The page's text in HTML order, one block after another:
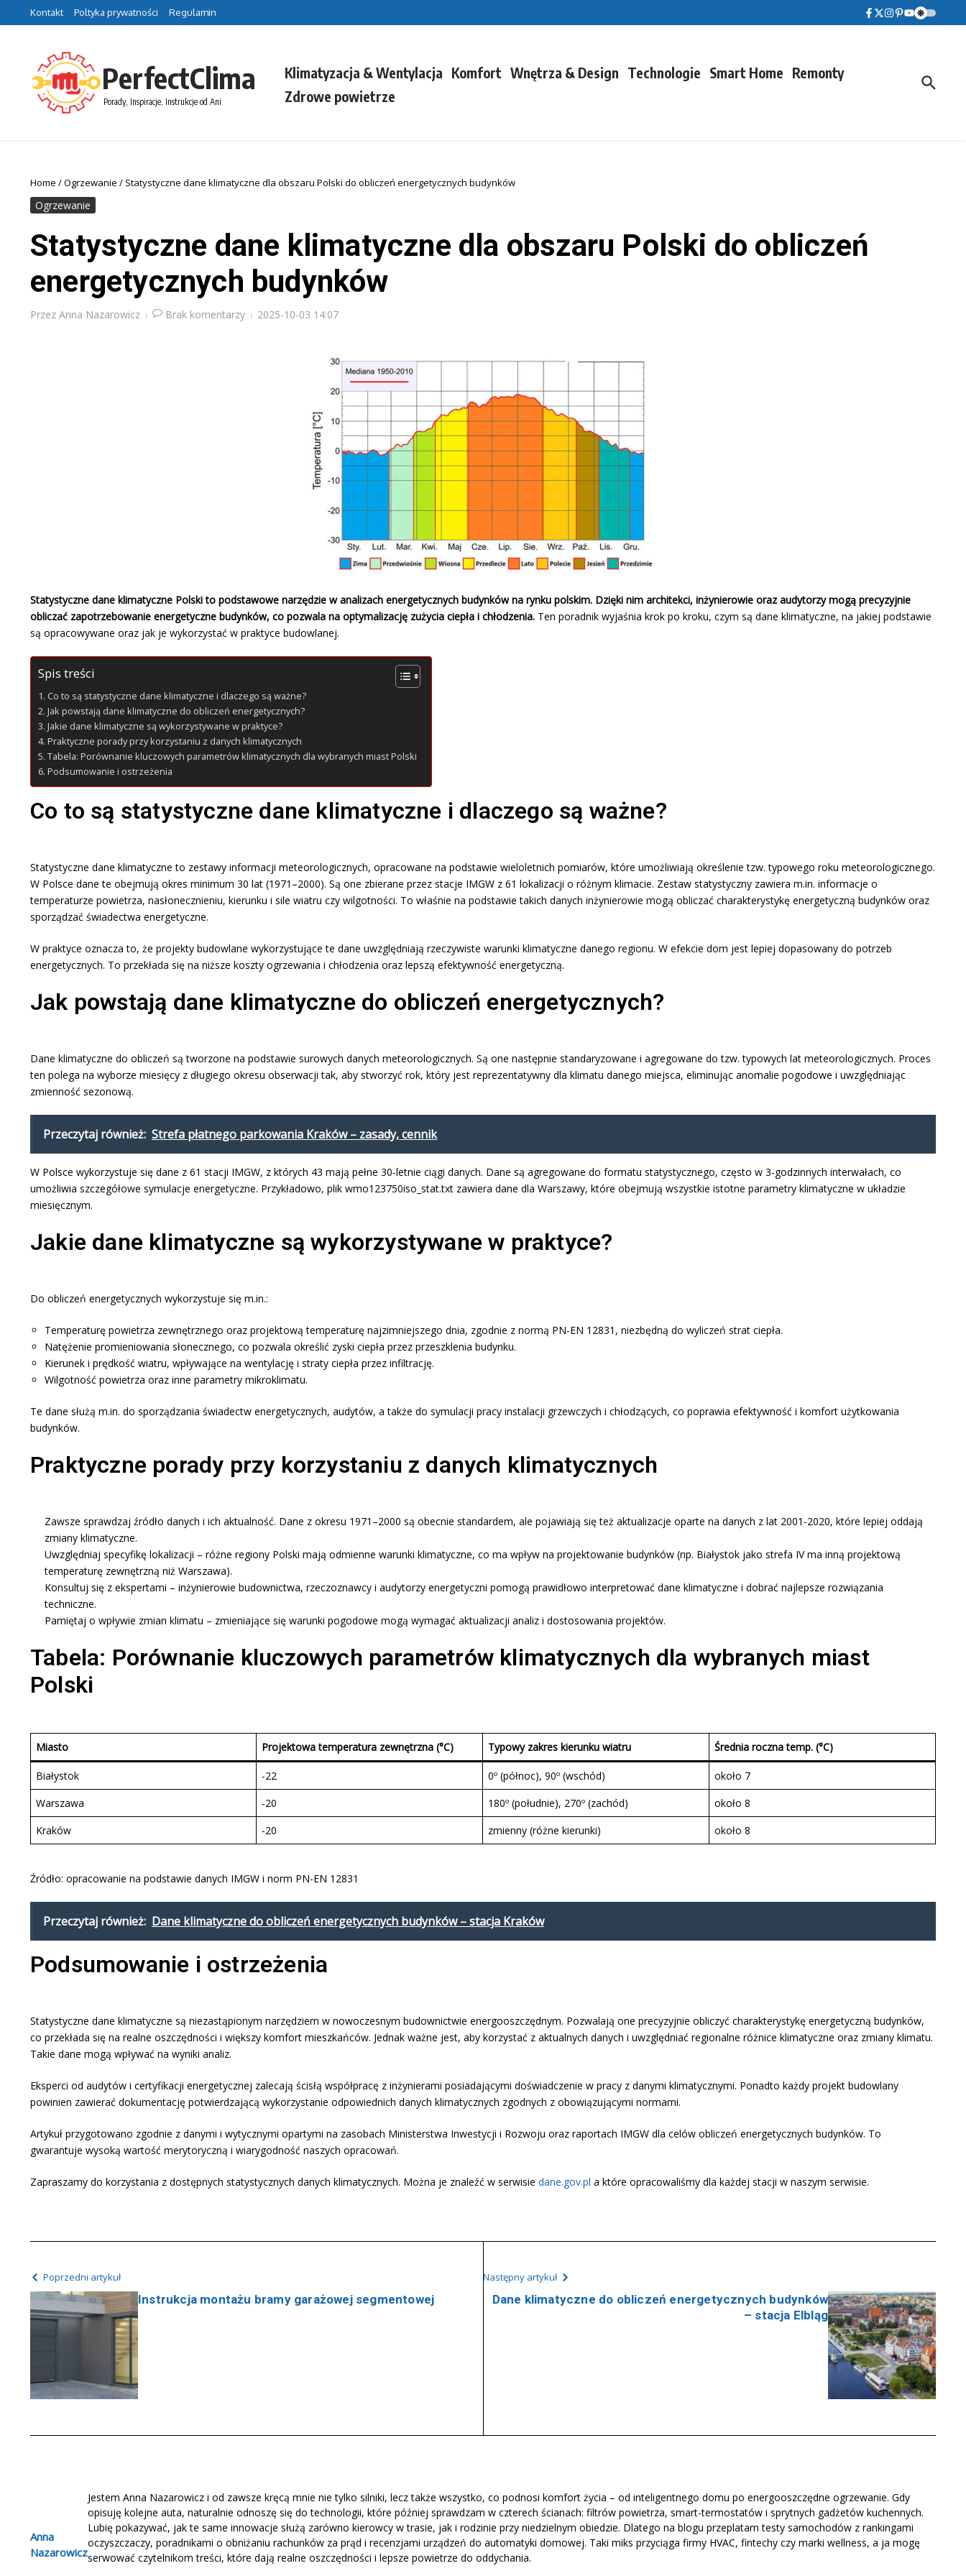
Przejdź do treści
Kontakt Poltyka prywatności Regulamin
PerfectClima
Porady, Inspiracje, Instrukcje od Ani
Klimatyzacja & Wentylacja Komfort Wnętrza & Design Technologie Smart Home Remonty
Zdrowe powietrze
Home /Ogrzewanie / Statystyczne dane klimatyczne dla obszaru Polski do obliczeń energetycznych budynków
Ogrzewanie
Statystyczne dane klimatyczne dla obszaru Polski do obliczeń
energetycznych budynków
Przez Anna Nazarowicz Brak komentarzy 2025-10-03 14:07
Statystyczne dane klimatyczne Polski to podstawowe narzędzie w analizach energetycznych budynków na rynku polskim. Dzięki nim architekci, inżynierowie oraz audytorzy mogą precyzyjnie
obliczać zapotrzebowanie energetyczne budynków, co pozwala na optymalizację zużycia ciepła i chłodzenia. Ten poradnik wyjaśnia krok po kroku, czym są dane klimatyczne, na jakiej podstawie
są opracowywane oraz jak je wykorzystać w praktyce budowlanej.
Spis treści
Co to są statystyczne dane klimatyczne i dlaczego są ważne?
Jak powstają dane klimatyczne do obliczeń energetycznych?
Jakie dane klimatyczne są wykorzystywane w praktyce?
Praktyczne porady przy korzystaniu z danych klimatycznych
Tabela: Porównanie kluczowych parametrów klimatycznych dla wybranych miast Polski
Podsumowanie i ostrzeżenia
Co to są statystyczne dane klimatyczne i dlaczego są ważne?
Statystyczne dane klimatyczne to zestawy informacji meteorologicznych, opracowane na podstawie wieloletnich pomiarów, które umożliwiają określenie tzw. typowego roku meteorologicznego.
W Polsce dane te obejmują okres minimum 30 lat (1971–2000). Są one zbierane przez stacje IMGW z 61 lokalizacji o różnym klimacie. Zestaw statystyczny zawiera m.in. informacje o
temperaturze powietrza, nasłonecznieniu, kierunku i sile wiatru czy wilgotności. To właśnie na podstawie takich danych inżynierowie mogą obliczać charakterystykę energetyczną budynków oraz
sporządzać świadectwa energetyczne.​
W praktyce oznacza to, że projekty budowlane wykorzystujące te dane uwzględniają rzeczywiste warunki klimatyczne danego regionu. W efekcie dom jest lepiej dopasowany do potrzeb
energetycznych. To przekłada się na niższe koszty ogrzewania i chłodzenia oraz lepszą efektywność energetyczną.​
Jak powstają dane klimatyczne do obliczeń energetycznych?
Dane klimatyczne do obliczeń są tworzone na podstawie surowych danych meteorologicznych. Są one następnie standaryzowane i agregowane do tzw. typowych lat meteorologicznych. Proces
ten polega na wyborze miesięcy z długiego okresu obserwacji tak, aby stworzyć rok, który jest reprezentatywny dla klimatu danego miejsca, eliminując anomalie pogodowe i uwzględniając
zmienność sezonową.​
Przeczytaj również: Strefa płatnego parkowania Kraków – zasady, cennik
W Polsce wykorzystuje się dane z 61 stacji IMGW, z których 43 mają pełne 30-letnie ciągi danych. Dane są agregowane do formatu statystycznego, często w 3-godzinnych interwałach, co
umożliwia szczegółowe symulacje energetyczne. Przykładowo, plik wmo123750iso_stat.txt zawiera dane dla Warszawy, które obejmują wszystkie istotne parametry klimatyczne w układzie
miesięcznym.
Jakie dane klimatyczne są wykorzystywane w praktyce?
Do obliczeń energetycznych wykorzystuje się m.in.:
Temperaturę powietrza zewnętrznego oraz projektową temperaturę najzimniejszego dnia, zgodnie z normą PN-EN 12831, niezbędną do wyliczeń strat ciepła.
Natężenie promieniowania słonecznego, co pozwala określić zyski ciepła przez przeszklenia budynku.
Kierunek i prędkość wiatru, wpływające na wentylację i straty ciepła przez infiltrację.
Wilgotność powietrza oraz inne parametry mikroklimatu.
Te dane służą m.in. do sporządzania świadectw energetycznych, audytów, a także do symulacji pracy instalacji grzewczych i chłodzących, co poprawia efektywność i komfort użytkowania
budynków.
Praktyczne porady przy korzystaniu z danych klimatycznych
Zawsze sprawdzaj źródło danych i ich aktualność. Dane z okresu 1971–2000 są obecnie standardem, ale pojawiają się też aktualizacje oparte na danych z lat 2001-2020, które lepiej oddają
zmiany klimatyczne.​
Uwzględniaj specyfikę lokalizacji – różne regiony Polski mają odmienne warunki klimatyczne, co ma wpływ na projektowanie budynków (np. Białystok jako strefa IV ma inną projektową
temperaturę zewnętrzną niż Warszawa).
Konsultuj się z ekspertami – inżynierowie budownictwa, rzeczoznawcy i audytorzy energetyczni pomogą prawidłowo interpretować dane klimatyczne i dobrać najlepsze rozwiązania
techniczne.
Pamiętaj o wpływie zmian klimatu – zmieniające się warunki pogodowe mogą wymagać aktualizacji analiz i dostosowania projektów.
Tabela: Porównanie kluczowych parametrów klimatycznych dla wybranych miast
Polski
Miasto Projektowa temperatura zewnętrzna (°C) Typowy zakres kierunku wiatru Średnia roczna temp. (°C)
Białystok -22 0º (północ), 90º (wschód)
około 7
Warszawa
-20 180º (południe), 270º (zachód)
około 8
Kraków
-20 zmienny (różne kierunki) około 8
Źródło: opracowanie na podstawie danych IMGW i norm PN-EN 12831
Przeczytaj również: Dane klimatyczne do obliczeń energetycznych budynków – stacja Kraków
Podsumowanie i ostrzeżenia
Statystyczne dane klimatyczne są niezastąpionym narzędziem w nowoczesnym budownictwie energooszczędnym. Pozwalają one precyzyjnie obliczyć charakterystykę energetyczną budynków,
co przekłada się na realne oszczędności i większy komfort mieszkańców. Jednak ważne jest, aby korzystać z aktualnych danych i uwzględniać regionalne różnice klimatyczne oraz zmiany klimatu.
Takie dane mogą wpływać na wyniki analiz.
Eksperci od audytów i certyfikacji energetycznej zalecają ścisłą współpracę z inżynierami posiadającymi doświadczenie w pracy z danymi klimatycznymi. Ponadto każdy projekt budowlany
powinien zawierać dokumentację potwierdzającą wykorzystanie odpowiednich danych klimatycznych zgodnych z obowiązującymi normami.
Artykuł przygotowano zgodnie z danymi i wytycznymi opartymi na zasobach Ministerstwa Inwestycji i Rozwoju oraz raportach IMGW dla celów obliczeń energetycznych budynków. To
gwarantuje wysoką wartość merytoryczną i wiarygodność naszych opracowań.
Zapraszamy do korzystania z dostępnych statystycznych danych klimatycznych. Można je znaleźć w serwisie dane.gov.pl a które opracowaliśmy dla każdej stacji w naszym serwisie.
Poprzedni artykuł
Instrukcja montażu bramy garażowej segmentowej
Następny artykuł
Dane klimatyczne do obliczeń energetycznych budynków
– stacja Elbląg
Anna
Nazarowicz
Jestem Anna Nazarowicz i od zawsze kręcą mnie nie tylko silniki, lecz także wszystko, co podnosi komfort życia – od inteligentnego domu po energooszczędne ogrzewanie. Gdy
opisuję kolejne auta, naturalnie odnoszę się do technologii, które później sprawdzam w czterech ścianach: filtrów powietrza, smart-termostatów i sprytnych gadżetów kuchennych.
Lubię pokazywać, jak te same innowacje służą zarówno kierowcy w trasie, jak i rodzinie przy niedzielnym obiedzie. Dlatego na blogu przeplatam testy samochodów z rankingami
oczyszczaczy, poradnikami o obniżaniu rachunków za prąd i recenzjami urządzeń do automatyki domowej. Taki miks przyciąga firmy HVAC, fintechy czy marki wellness, a ja mogę
serwować czytelnikom treści, które dają realne oszczędności i lepsze powietrze do oddychania.